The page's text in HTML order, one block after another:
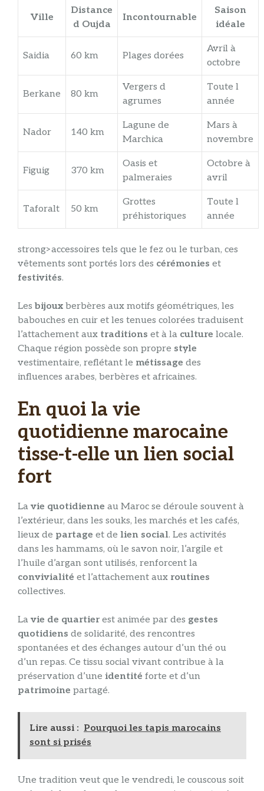
Ville
Distance
d Oujda
Incontournable
Saison
idéale
Saidia 60 km Plages dorées
Avril à
octobre
Berkane 80 km
Vergers d
agrumes
Toute l
année
Nador 140 km
Lagune de
Marchica
Mars à
novembre
Figuig 370 km
Oasis et
palmeraies
Octobre à
avril
Taforalt 50 km
Grottes
préhistoriques
Toute l
année
strong>accessoires tels que le fez ou le turban, ces
vêtements sont portés lors des cérémonies et
festivités.
Lesbijoux berbères aux motifs géométriques, les
babouches en cuir et les tenues colorées traduisent
l’attachement aux traditions et à la culture locale.
Chaque région possède son propre style
vestimentaire, reflétant le métissage des
influences arabes, berbères et africaines.
En quoi la vie
quotidienne marocaine
tisse-t-elle un lien social
fort
La vie quotidienne au Maroc se déroule souvent à
l’extérieur, dans les souks, les marchés et les cafés,
lieux de partage et de lien social. Les activités
dans les hammams, où le savon noir, l’argile et
l’huile d’argan sont utilisés, renforcent la
convivialité et l’attachement aux routines
collectives.
La vie de quartierest animée par des gestes
quotidiens de solidarité, des rencontres
spontanées et des échanges autour d’un thé ou
d’un repas. Ce tissu social vivant contribue à la
préservation d’une identité forte et d’un
patrimoine partagé.
Lire aussi : Pourquoi les tapis marocains
sont si prisés
Une tradition veut que le vendredi, le couscous soit